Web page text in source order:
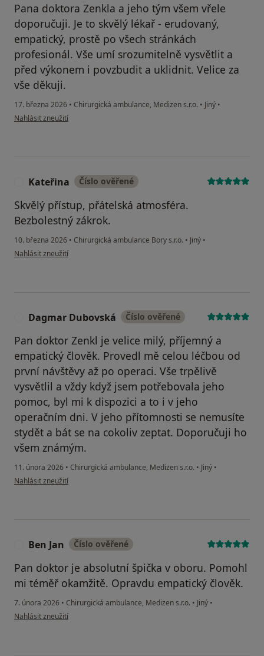
Pana doktora Zenkla a jeho tým všem vřele
doporučuji. Je to skvělý lékař - erudovaný,
empatický, prostě po všech stránkách
profesionál. Vše umí srozumitelně vysvětlit a
před výkonem i povzbudit a uklidnit. Velice za
vše děkuji.
17. března 2026 • Chirurgická ambulance, Medizen s.r.o. • Jiný •
podle názoru uživatele Petr Vladař
Nahlásit zneužití
Kateřina Číslo ověřené
Skvělý přístup, přátelská atmosféra.
Bezbolestný zákrok.
10. března 2026 • Chirurgická ambulance Bory s.r.o. • Jiný •
podle názoru uživatele Kateřina
Nahlásit zneužití
Dagmar Dubovská Číslo ověřené
Pan doktor Zenkl je velice milý, příjemný a
empatický člověk. Provedl mě celou léčbou od
první návštěvy až po operaci. Vše trpělivě
vysvětlil a vždy když jsem potřebovala jeho
pomoc, byl mi k dispozici a to i v jeho
operačním dni. V jeho přítomnosti se nemusíte
stydět a bát se na cokoliv zeptat. Doporučuji ho
všem známým.
11. února 2026 • Chirurgická ambulance, Medizen s.r.o. • Jiný •
podle názoru uživatele Dagmar Dubovská
Nahlásit zneužití
Ben Jan Číslo ověřené
Pan doktor je absolutní špička v oboru. Pomohl
mi téměř okamžitě. Opravdu empatický člověk.
7. února 2026 • Chirurgická ambulance, Medizen s.r.o. • Jiný •
podle názoru uživatele Ben Jan
Nahlásit zneužití